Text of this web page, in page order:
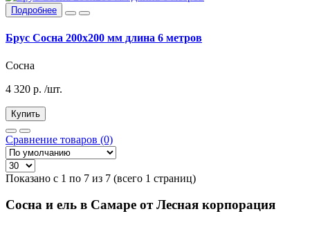
Подробнее
Брус Сосна 200х200 мм длина 6 метров
Сосна
4 320 р. /шт.
Купить
Сравнение товаров (0)
Показано с 1 по 7 из 7 (всего 1 страниц)
Сосна и ель в Самаре от Лесная корпорация